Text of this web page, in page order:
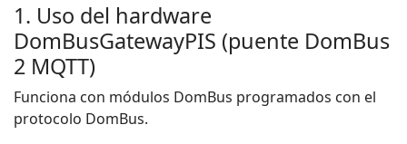
1. Uso del hardware
DomBusGatewayPIS (puente DomBus
2 MQTT)
Funciona con módulos DomBus programados con el
protocolo DomBus.